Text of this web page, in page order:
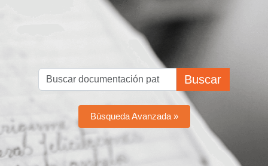
Buscar
Búsqueda Avanzada »